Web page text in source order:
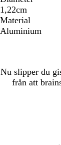
1,22cm
Material
Aluminium
Nu slipper du
från att